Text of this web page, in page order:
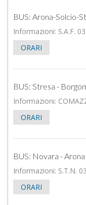
BUS: Arona-Solcio-
Informazioni: S.A.F.
ORARI
BUS: Stresa -
Informazioni:
ORARI
BUS: Novara -
Informazioni: S.T.N.
ORARI